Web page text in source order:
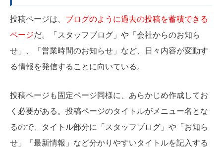
投稿ページは、 ブログのように過去の投稿を蓄積できる
ページだ。「スタッフブログ」や「会社からのお知ら
せ」、「営業時間のお知らせ」など、日々内容が変動す
る情報を発信することに向いている。
投稿ページも固定ページ同様に、あらかじめ作成してお
く必要がある。投稿ページのタイトルがメニュー名とな
るので、タイトル部分に「スタッフブログ」や「お知ら
せ」「最新情報」など分かりやすいタイトルを記入する